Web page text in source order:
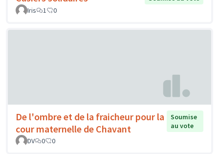
Iris
1 0
De l'ombre et de la fraicheur pour la
cour maternelle de Chavant
Soumise
au vote
DV
0 0